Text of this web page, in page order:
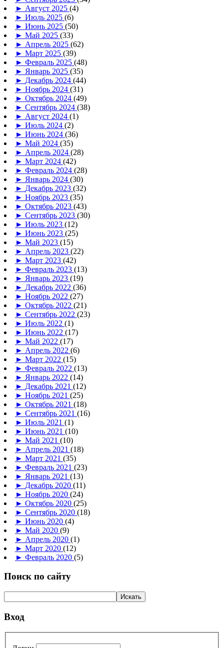
► Август 2025 (4)
► Июль 2025 (6)
► Июнь 2025 (50)
► Май 2025 (33)
► Апрель 2025 (62)
► Март 2025 (39)
► Февраль 2025 (48)
► Январь 2025 (35)
► Декабрь 2024 (44)
► Ноябрь 2024 (31)
► Октябрь 2024 (49)
► Сентябрь 2024 (38)
► Август 2024 (1)
► Июль 2024 (2)
► Июнь 2024 (36)
► Май 2024 (35)
► Апрель 2024 (28)
► Март 2024 (42)
► Февраль 2024 (28)
► Январь 2024 (30)
► Декабрь 2023 (32)
► Ноябрь 2023 (35)
► Октябрь 2023 (43)
► Сентябрь 2023 (30)
► Июль 2023 (12)
► Июнь 2023 (25)
► Май 2023 (15)
► Апрель 2023 (22)
► Март 2023 (42)
► Февраль 2023 (13)
► Январь 2023 (19)
► Декабрь 2022 (36)
► Ноябрь 2022 (27)
► Октябрь 2022 (21)
► Сентябрь 2022 (23)
► Июль 2022 (1)
► Июнь 2022 (17)
► Май 2022 (17)
► Апрель 2022 (6)
► Март 2022 (15)
► Февраль 2022 (13)
► Январь 2022 (14)
► Декабрь 2021 (12)
► Ноябрь 2021 (25)
► Октябрь 2021 (18)
► Сентябрь 2021 (16)
► Июль 2021 (1)
► Июнь 2021 (10)
► Май 2021 (10)
► Апрель 2021 (18)
► Март 2021 (35)
► Февраль 2021 (23)
► Январь 2021 (13)
► Декабрь 2020 (11)
► Ноябрь 2020 (24)
► Октябрь 2020 (25)
► Сентябрь 2020 (18)
► Июнь 2020 (4)
► Май 2020 (9)
► Апрель 2020 (1)
► Март 2020 (12)
► Февраль 2020 (5)
Поиск по сайту
Вход